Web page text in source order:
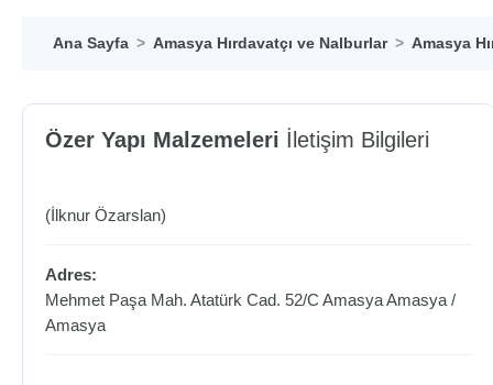
Ana Sayfa Amasya Hırdavatçı ve Nalburlar Amasya
Özer Yapı Malzemeleri İletişim Bilgileri
(İlknur Özarslan)
Adres:
Mehmet Paşa Mah. Atatürk Cad. 52/C AmasyaAmasya /
Amasya